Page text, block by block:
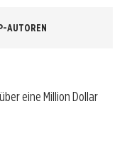
AUTOREN
eine Million Dollar